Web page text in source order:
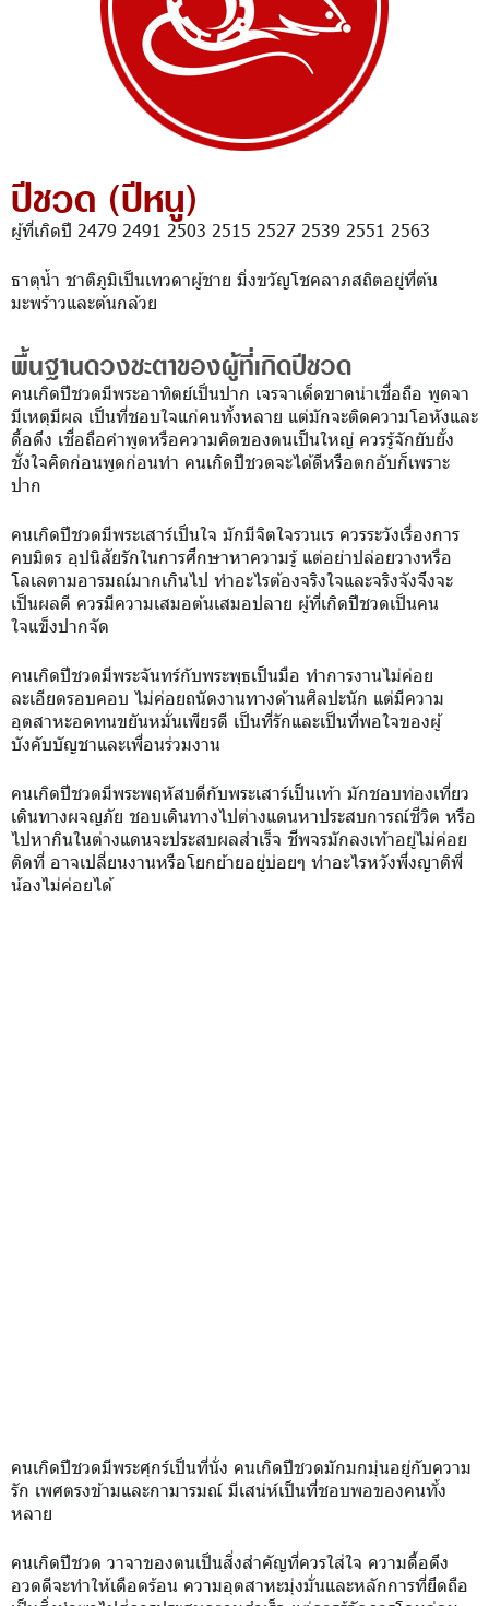
ปีชวด (ปีหนู)
ผู้ที่เกิดปี 2479 2491 2503 2515 2527 2539 2551 2563
ธาตุน้ำ ชาติภูมิเป็นเทวดาผู้ชาย มิ่งขวัญโชคลาภสถิตอยู่ที่ต้น
มะพร้าวและต้นกล้วย
พื้นฐานดวงชะตาของผู้ที่เกิดปีชวด
คนเกิดปีชวดมีพระอาทิตย์เป็นปาก เจรจาเด็ดขาดน่าเชื่อถือ พูดจา
มีเหตุมีผล เป็นที่ชอบใจแก่คนทั้งหลาย แต่มักจะติดความโอหังและ
ดื้อดึง เชื่อถือคำพูดหรือความคิดของตนเป็นใหญ่ ควรรู้จักยับยั้ง
ชั่งใจคิดก่อนพูดก่อนทำ คนเกิดปีชวดจะได้ดีหรือตกอับก็เพราะ
ปาก
คนเกิดปีชวดมีพระเสาร์เป็นใจ มักมีจิตใจรวนเร ควรระวังเรื่องการ
คบมิตร อุปนิสัยรักในการศึกษาหาความรู้ แต่อย่าปล่อยวางหรือ
โลเลตามอารมณ์มากเกินไป ทำอะไรต้องจริงใจและจริงจังจึงจะ
เป็นผลดี ควรมีความเสมอต้นเสมอปลาย ผู้ที่เกิดปีชวดเป็นคน
ใจแข็งปากจัด
คนเกิดปีชวดมีพระจันทร์กับพระพุธเป็นมือ ทำการงานไม่ค่อย
ละเอียดรอบคอบ ไม่ค่อยถนัดงานทางด้านศิลปะนัก แต่มีความ
อุตสาหะอดทนขยันหมั่นเพียรดี เป็นที่รักและเป็นที่พอใจของผู้
บังคับบัญชาและเพื่อนร่วมงาน
คนเกิดปีชวดมีพระพฤหัสบดีกับพระเสาร์เป็นเท้า มักชอบท่องเที่ยว
เดินทางผจญภัย ชอบเดินทางไปต่างแดนหาประสบการณ์ชีวิต หรือ
ไปหากินในต่างแดนจะประสบผลสำเร็จ ชีพจรมักลงเท้าอยู่ไม่ค่อย
ติดที่ อาจเปลี่ยนงานหรือโยกย้ายอยู่บ่อยๆ ทำอะไรหวังพึ่งญาติพี่
น้องไม่ค่อยได้
คนเกิดปีชวดมีพระศุกร์เป็นที่นั่ง คนเกิดปีชวดมักมกมุ่นอยู่กับความ
รัก เพศตรงข้ามและกามารมณ์ มีเสน่ห์เป็นที่ชอบพอของคนทั้ง
หลาย
คนเกิดปีชวด วาจาของตนเป็นสิ่งสำคัญที่ควรใส่ใจ ความดื้อดึง
อวดดีจะทำให้เดือดร้อน ความอุตสาหะมุ่งมั่นและหลักการที่ยึดถือ